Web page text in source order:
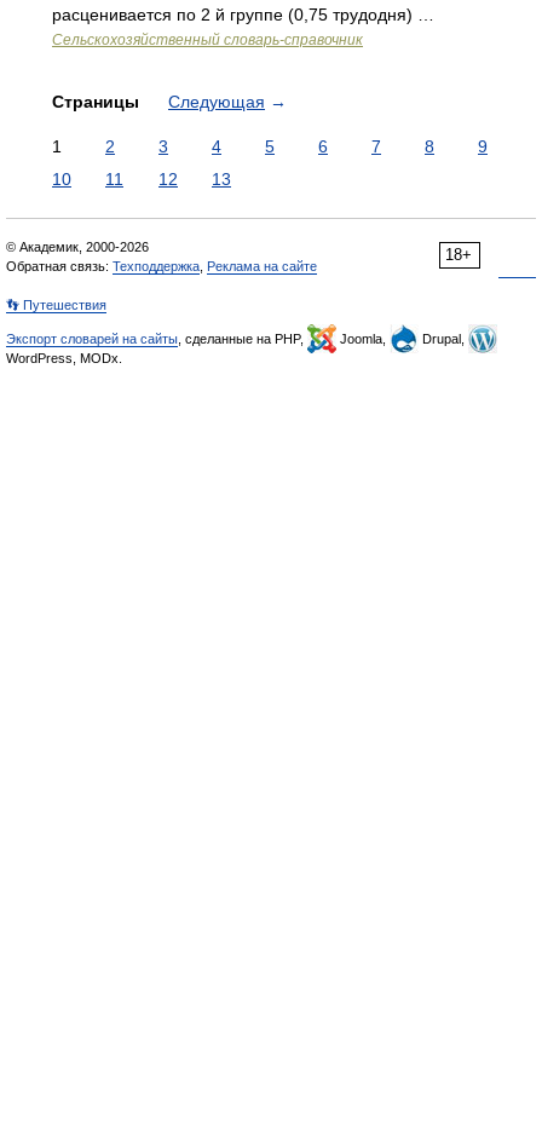
расценивается по 2 й группе (0,75 трудодня) …
Сельскохозяйственный словарь-справочник
Страницы Следующая →
1 2 3 4 5 6 7 8
9
10
11 12 13
18+
© Академик, 2000-2026
Обратная связь: Техподдержка Реклама на сайте
👣 Путешествия
Экспорт словарей на сайты , сделанные на PHP, Joomla,
Drupal,
WordPress, MODx.